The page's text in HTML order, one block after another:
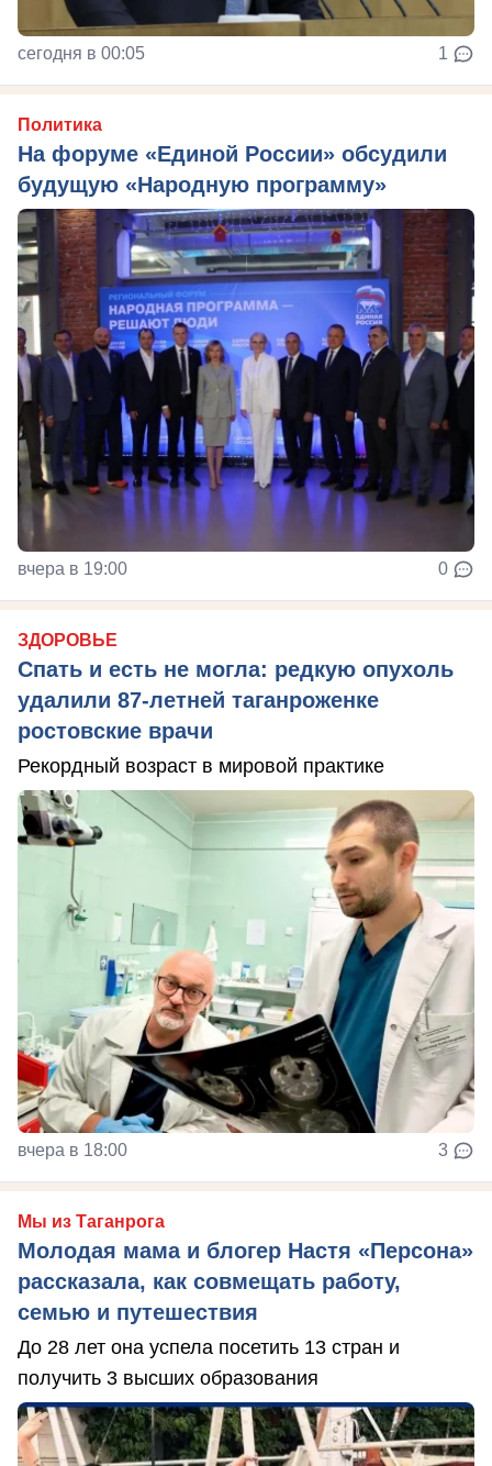
сегодня в 00:05 1
Политика
На форуме «Единой России» обсудили
будущую «Народную программу»
вчера в 19:00 0
ЗДОРОВЬЕ
Спать и есть не могла: редкую опухоль
удалили 87-летней таганроженке
ростовские врачи
Рекордный возраст в мировой практике
вчера в 18:00 3
Мы из Таганрога
Молодая мама и блогер Настя «Персона»
рассказала, как совмещать работу,
семью и путешествия
До 28 лет она успела посетить 13 стран и
получить 3 высших образования